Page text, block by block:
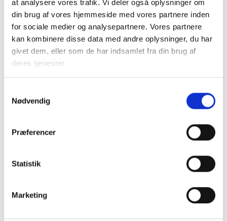
at analysere vores trafik. Vi deler også oplysninger om
din brug af vores hjemmeside med vores partnere inden
for sociale medier og analysepartnere. Vores partnere
kan kombinere disse data med andre oplysninger, du har
givet dem, eller som de har indsamlet fra din brug af
deres tjenester.
Nødvendig
Præferencer
Statistik
Marketing
Figur 3. Procentdel almene beboere med KOL,
kommuner